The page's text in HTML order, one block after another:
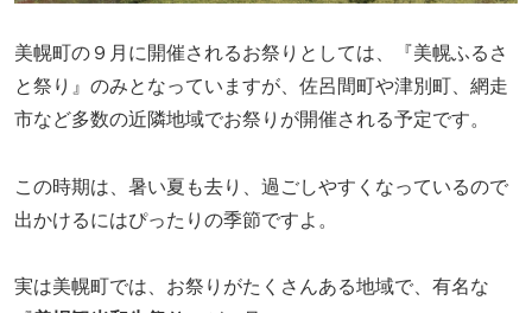
美幌町の９月に開催されるお祭りとしては、『美幌ふるさ
と祭り』のみとなっていますが、佐呂間町や津別町、網走
市など多数の近隣地域でお祭りが開催される予定です。
この時期は、暑い夏も去り、過ごしやすくなっているので
出かけるにはぴったりの季節ですよ。
実は美幌町では、お祭りがたくさんある地域で、有名な